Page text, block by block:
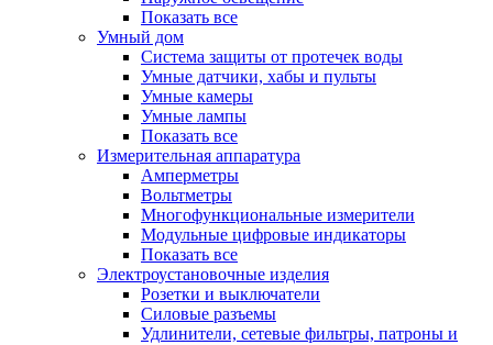
Показать все
Умный дом
Система защиты от протечек воды
Умные датчики, хабы и пульты
Умные камеры
Умные лампы
Показать все
Измерительная аппаратура
Амперметры
Вольтметры
Многофункциональные измерители
Модульные цифровые индикаторы
Показать все
Электроустановочные изделия
Розетки и выключатели
Силовые разъемы
Удлинители, сетевые фильтры, патроны и